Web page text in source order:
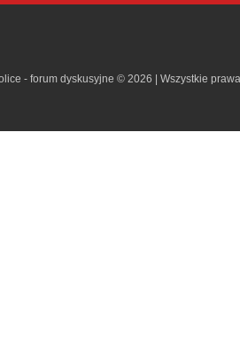
- forum dyskusyjne © 2026 | Wszystkie